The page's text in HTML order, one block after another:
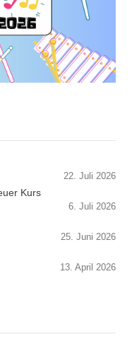
22. Juli 2026
Kurs
6. Juli 2026
25. Juni 2026
13. April 2026